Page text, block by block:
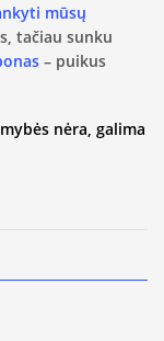
mūsų
tačiau sunku
– puikus
nėra, galima